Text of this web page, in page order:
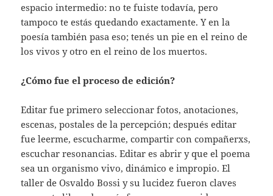
espacio intermedio: no te fuiste todavía, pero
tampoco te estás quedando exactamente. Y en la
poesía también pasa eso; tenés un pie en el reino de
los vivos y otro en el reino de los muertos.
¿Cómo fue el proceso de edición?
Editar fue primero seleccionar fotos, anotaciones,
escenas, postales de la percepción; después editar
fue leerme, escucharme, compartir con compañerxs,
escuchar resonancias. Editar es abrir y que el poema
sea un organismo vivo, dinámico e impropio. El
taller de Osvaldo Bossi y su lucidez fueron claves